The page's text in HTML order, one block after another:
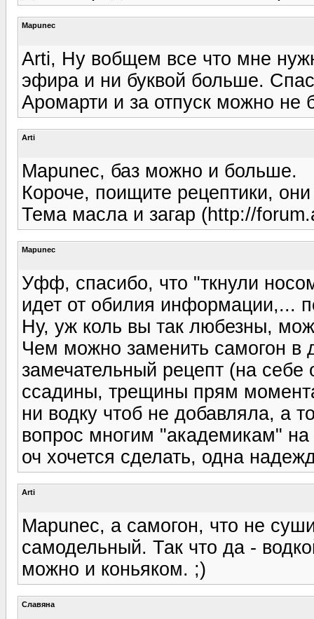
Mapunec
Arti, Ну вобщем все что мне
эфира и ни буквой больше.
Аромарти и за отпуск можно не
Arti
Mapunec, баз можно и больше.
Короче, поищите рецептики,
Тема масла и загар (http://
Mapunec
Уфф, спасибо, что "ткнули
идет от обилия информации,...
Ну, уж коль вы так любезны,
Чем можно заменить самогон в
замечательный рецепт (на
ссадины, трещины прям
ни водку чтоб не добавляла, а
вопрос многим "академикам"
оч хочется сделать, одна
Arti
Mapunec, а самогон, что не
самодельный. Так что да -
можно и коньяком. ;)
Славяна